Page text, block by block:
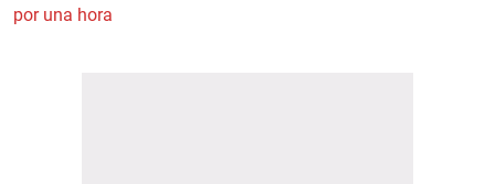
por una hora